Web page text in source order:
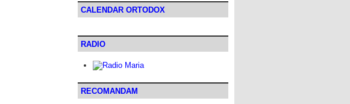
CALENDAR ORTODOX
RADIO
RECOMANDAM